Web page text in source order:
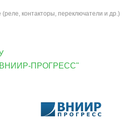
контакторы, переключатели и др.)
ПРОГРЕСС"